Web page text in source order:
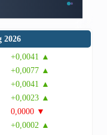
2026
+0,0041 ▲
+0,0077 ▲
+0,0041 ▲
+0,0023 ▲
0,0000 ▼
+0,0002 ▲